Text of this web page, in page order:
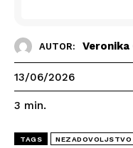
AUTOR: Veronika
13/06/2026
3 min.
TAGS NEZADOVOLJSTVO